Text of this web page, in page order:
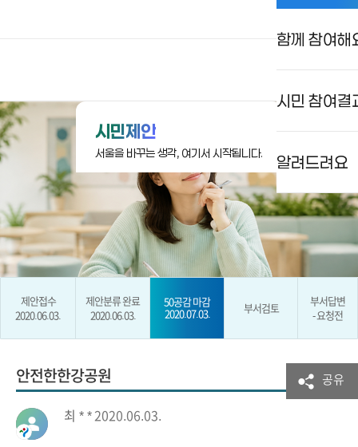
로그인
함께 참여해
시민 참여결
알려드려요
시민제안
서울을 바꾸는 생각, 여기서 시작됩니다.
제안접수
2020.06.03.
제안분류 완료
2020.06.03.
50공감 마감
2020.07.03.
부서검토
부서답변
- 요청전
안전한한강공원 공유
최 * * 2020.06.03.